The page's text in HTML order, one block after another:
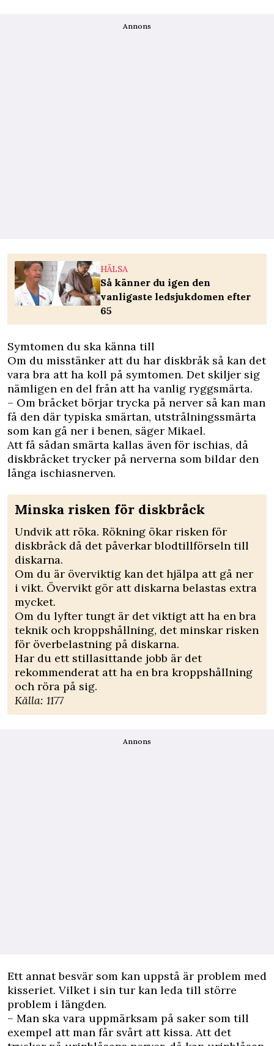
Annons
HÄLSA
Så känner du igen den
vanligaste ledsjukdomen efter
65
Symtomen du ska känna till
Om du misstänker att du har diskbråk så kan det
vara bra att ha koll på symtomen. Det skiljer sig
nämligen en del från att ha vanlig ryggsmärta.
– Om bråcket börjar trycka på nerver så kan man
få den där typiska smärtan, utstrålningssmärta
som kan gå ner i benen, säger Mikael.
Att få sådan smärta kallas även för ischias, då
diskbråcket trycker på nerverna som bildar den
långa ischiasnerven.
Minska risken för diskbråck
Undvik att röka. Rökning ökar risken för
diskbråck då det påverkar blodtillförseln till
diskarna.
Om du är överviktig kan det hjälpa att gå ner
i vikt. Övervikt gör att diskarna belastas extra
mycket.
Om du lyfter tungt är det viktigt att ha en bra
teknik och kroppshållning, det minskar risken
för överbelastning på diskarna.
Har du ett stillasittande jobb är det
rekommenderat att ha en bra kroppshållning
och röra på sig.
Källa: 1177
Annons
Ett annat besvär som kan uppstå är problem med
kisseriet. Vilket i sin tur kan leda till större
problem i längden.
– Man ska vara uppmärksam på saker som till
exempel att man får svårt att kissa. Att det